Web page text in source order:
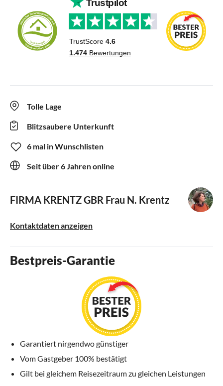
Tolle Lage
Blitzsaubere Unterkunft
6 mal in Wunschlisten
Seit über 6 Jahren online
FIRMA KRENTZ GBR Frau N. Krentz
Kontaktdaten anzeigen
Bestpreis-Garantie
Garantiert nirgendwo günstiger
Vom Gastgeber 100% bestätigt
Gilt bei gleichem Reisezeitraum zu gleichen Leistungen